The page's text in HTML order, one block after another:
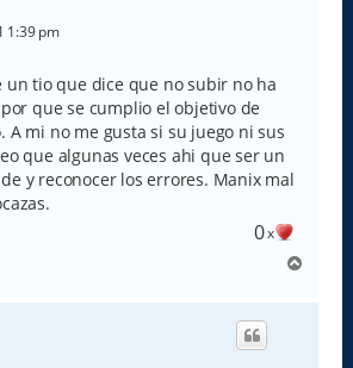
1:39 pm
un tio que dice que no subir no ha
que se cumplio el objetivo de
mi no me gusta si su juego ni sus
que algunas veces ahi que ser un
y reconocer los errores. Manix mal
0x
r